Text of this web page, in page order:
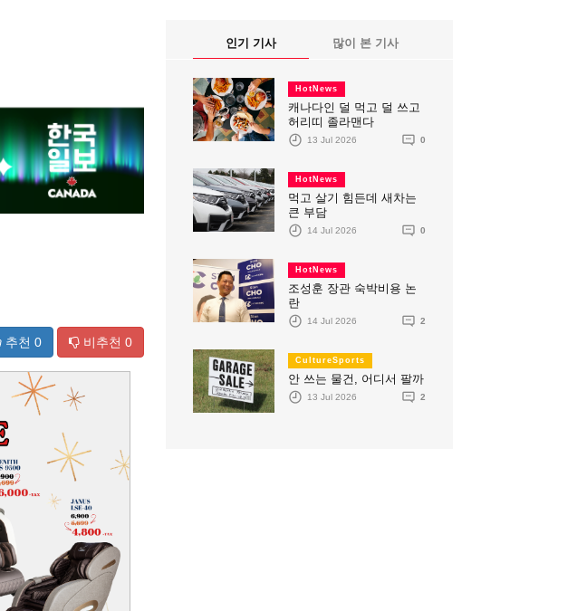
추천 0 비추천 0
인기 기사 많이 본 기사
HotNews
캐나다인 덜 먹고 덜 쓰고
허리띠 졸라맨다
13 Jul 2026 0
HotNews
먹고 살기 힘든데 새차는
큰 부담
14 Jul 2026 0
HotNews
조성훈 장관 숙박비용 논
란
14 Jul 2026 2
CultureSports
안 쓰는 물건, 어디서 팔까
13 Jul 2026 2